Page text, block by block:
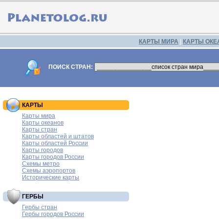
КАРТЫ МИРА КАРТЫ
ПОИСК СТРАН:
КАРТЫ
Карты мира
Карты океанов
Карты стран
Карты областей и штатов
Карты областей России
Карты городов
Карты городов России
Схемы метро
Схемы аэропортов
Исторические карты
ГЕРБЫ
Гербы стран
Гербы городов России